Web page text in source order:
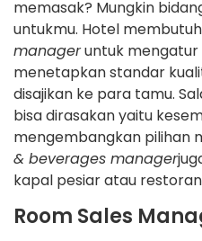
memasak? Mungkin
untukmu. Hotel
manageruntuk mengatur
menetapkan standar
disajikan ke para tamu.
bisa dirasakan yaitu
mengembangkan pilihan
& beverages manager
kapal pesiar atau
Room Sales